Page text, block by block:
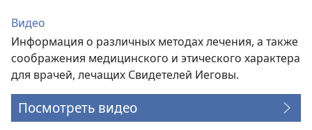
Видео
Информация о различных методах лечения, а также
соображения медицинского и этического характера
для врачей, лечащих Свидетелей Иеговы.
Посмотреть видео